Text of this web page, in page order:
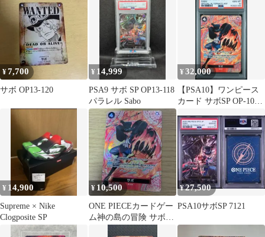
¥7,700
サボ OP13-120
¥ 14,999
PSA9 サボ SP OP13-118
パラレル Sabo
¥32,000
【PSA10】ワンピース
カード サボSP OP-105
¥ 14,900
Supreme × Nike
Clogposite SP
¥ 10,500
ONE PIECEカードゲー
ム神の島の冒険 サボ
SP P-105
¥27,500
PSA10サボSP 7121